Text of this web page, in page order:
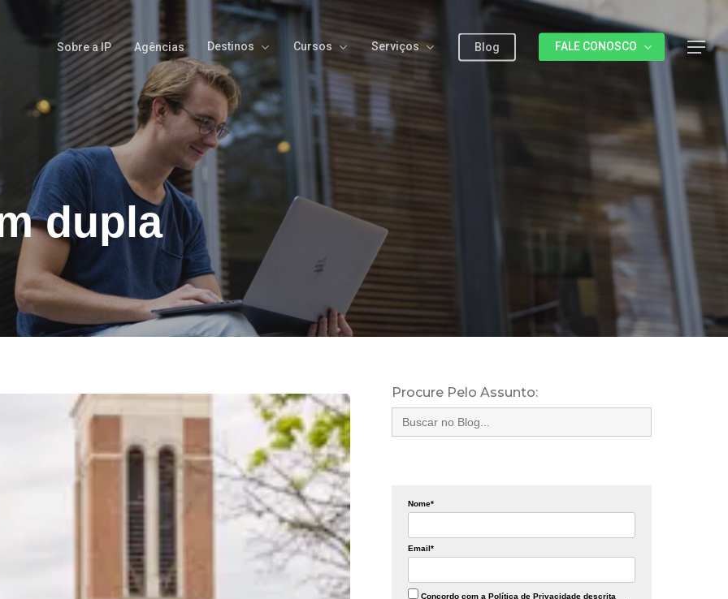
Sobre a IP Agências Destinos Cursos Serviços Blog FALE CONOSCO Menu
dupla
Procure Pelo Assunto:
Search
for:
Nome*
Email*
Concordo com a Política de Privacidade descrita